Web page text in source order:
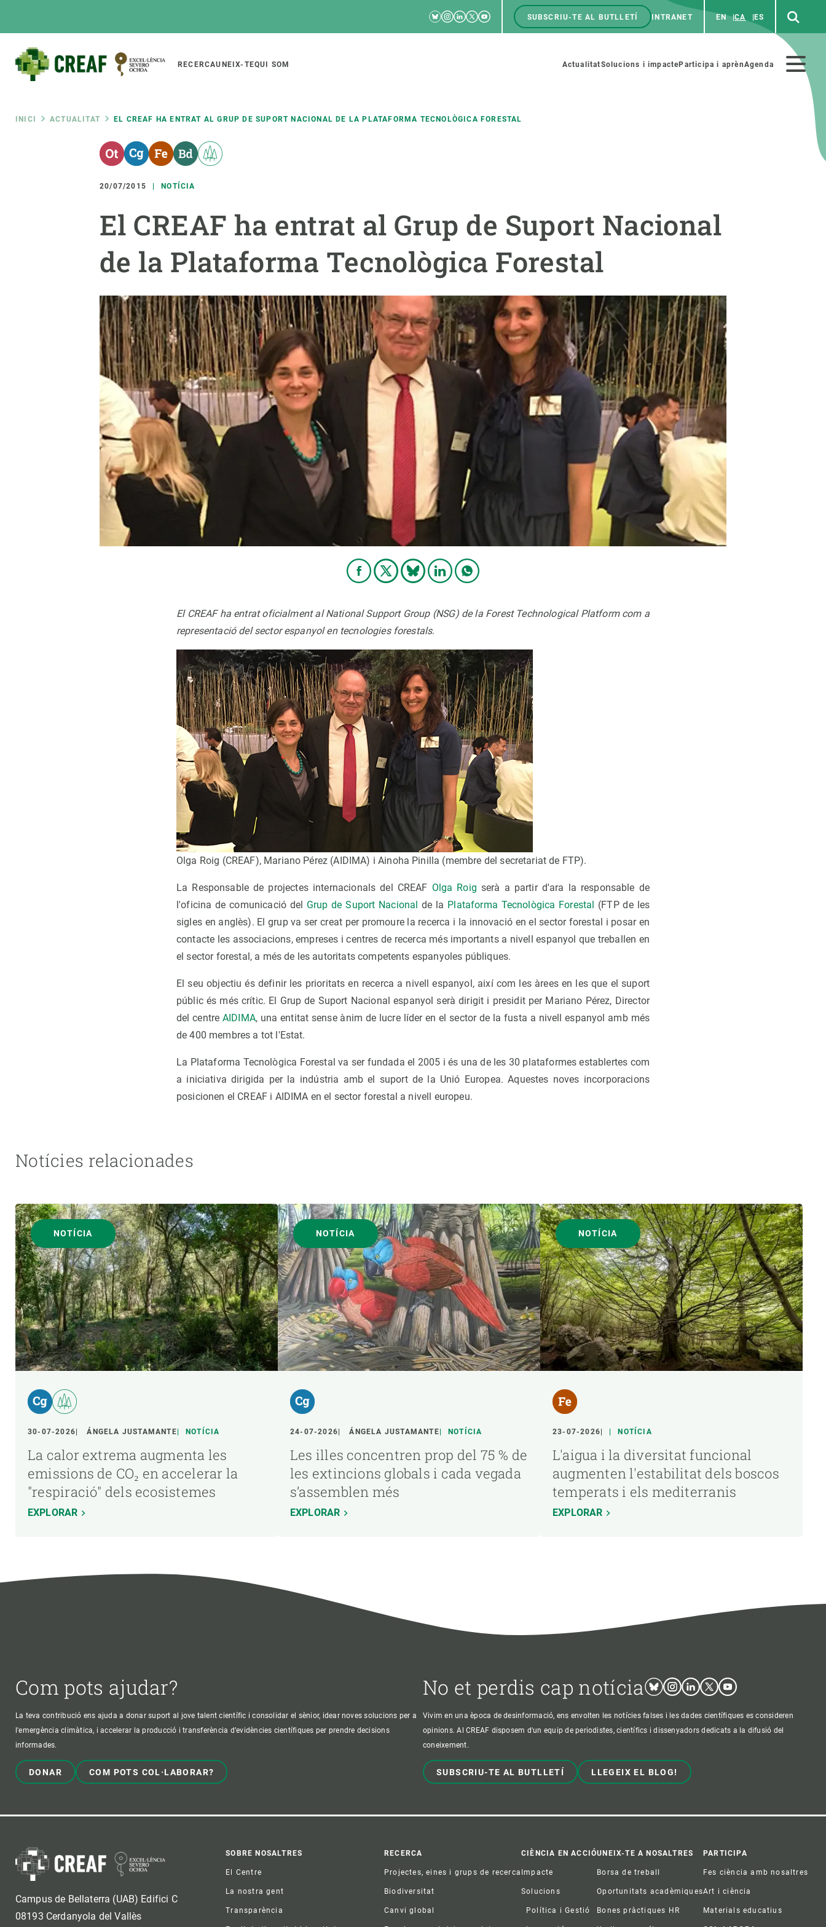
RRSS
Bluesky
Instagram
Linkedin
TwitterYoutube
Menú
SUBSCRIU-TE AL BUTLLETÍ INTRANET EN CA ES
Main
navigation
RECERCAUNEIX-TEQUI SOM
Menú
ActualitatSolucions i impacteParticipa i aprènAgenda
Fil
d'ariadna
INICI ACTUALITAT EL CREAF HA ENTRAT AL GRUP DE SUPORT NACIONAL DE LA PLATAFORMA TECNOLÒGICA FORESTAL
20/07/2015 NOTÍCIA
El CREAF ha entrat al Grup de Suport Nacional
de la Plataforma Tecnològica Forestal
El CREAF ha entrat oficialment al National Support Group (NSG) de la Forest Technological Platform com a
representació del sector espanyol en tecnologies forestals.
Olga Roig (CREAF), Mariano Pérez (AIDIMA) i Ainoha Pinilla (membre del secretariat de FTP).
La Responsable de projectes internacionals del CREAF Olga Roig serà a partir d'ara la responsable de
l'oficina de comunicació del Grup de Suport Nacionalde la Plataforma Tecnològica Forestal (FTP de les
sigles en anglès). El grup va ser creat per promoure la recerca i la innovació en el sector forestal i posar en
contacte les associacions, empreses i centres de recerca més importants a nivell espanyol que treballen en
el sector forestal, a més de les autoritats competents espanyoles públiques.
El seu objectiu és definir les prioritats en recerca a nivell espanyol, així com les àrees en les que el suport
públic és més crític. El Grup de Suport Nacional espanyol serà dirigit i presidit per Mariano Pérez, Director
del centre AIDIMA, una entitat sense ànim de lucre líder en el sector de la fusta a nivell espanyol amb més
de 400 membres a tot l'Estat.
La Plataforma Tecnològica Forestal va ser fundada el 2005 i és una de les 30 plataformes establertes com
a iniciativa dirigida per la indústria amb el suport de la Unió Europea. Aquestes noves incorporacions
posicionen el CREAF i AIDIMA en el sector forestal a nivell europeu.
Notícies relacionades
NOTÍCIA
30-07-2026 ÁNGELA JUSTAMANTE NOTÍCIA
La calor extrema augmenta les
emissions de CO₂ en accelerar la
"respiració" dels ecosistemes
EXPLORAR
NOTÍCIA
24-07-2026 ÁNGELA JUSTAMANTE NOTÍCIA
Les illes concentren prop del 75 % de
les extincions globals i cada vegada
s’assemblen més
EXPLORAR
NOTÍCIA
23-07-2026 NOTÍCIA
L'aigua i la diversitat funcional
augmenten l'estabilitat dels boscos
temperats i els mediterranis
EXPLORAR
Com pots ajudar?
La teva contribució ens ajuda a donar suport al jove talent científic i consolidar el sènior, idear noves solucions per a
l'emergència climàtica, i accelerar la producció i transferència d’evidències científiques per prendre decisions
informades.
DONAR COM POTS COL·LABORAR?
No et perdis cap notícia BlueskyInstagram
LinkedinTwitterYoutube
Vivim en una època de desinformació, ens envolten les notícies falses i les dades científiques es consideren
opinions. Al CREAF disposem d'un equip de periodistes, científics i dissenyadors dedicats a la difusió del
coneixement.
SUBSCRIU-TE AL BUTLLETÍ LLEGEIX EL BLOG!
Campus de Bellaterra (UAB) Edifici C
08193 Cerdanyola del Vallès
Footer
SOBRE NOSALTRES
El Centre
La nostra gent
Transparència
RECERCA
Projectes, eines i grups de recerca
Biodiversitat
Canvi global
CIÈNCIA EN ACCIÓ
Impacte
Solucions
Política i Gestió
UNEIX-TE A NOSALTRES
Borsa de treball
Oportunitats acadèmiques
Bones pràctiques HR
PARTICIPA
Fes ciència amb nosaltres
Art i ciència
Materials educatius
Featured
responsive
Responsive
menu
SOBRE NOSALTRES
Organització institucional
Infraestructures
Equitat, Diversitat i Inclusió (EDI)
Oficina de premsa
Ciència oberta i gestió del coneixement
Biodiversitat
Funcionament dels ecosistemes
Temes transversals
Publicacions
Synthesis Actions
Solucions
Política i gestió
Oportunitats acadèmiques
Demana la teva MSCA-PF
Demana la teva beca ERC
Programa de màsters i doctorat
Vine de visitant o sabàtic
Segell de bones pràctiques HRS4R
Un lloc on créixer
Desenvolupament de carrera
Seminaris i activitats internes
T’oferim formació
Fes ciència amb nosaltres
Materials educatius
COL·LABORA
Esdeveniments anteriors
Canvi global
Funcionament dels ecosistemes
Observació de la terra